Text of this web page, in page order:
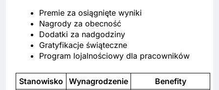
Premie za osiągnięte wyniki
Nagrody za obecność
Dodatki za nadgodziny
Gratyfikacje świąteczne
Program lojalnościowy dla pracowników
Stanowisko Wynagrodzenie Benefity